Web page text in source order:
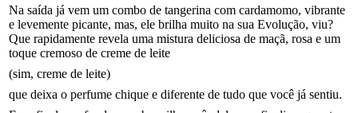
Na saída já vem um combo de tangerina com cardamomo, vibrante
e levemente picante, mas, ele brilha muito na sua Evolução, viu?
Que rapidamente revela uma mistura deliciosa de maçã, rosa e um
toque cremoso de creme de leite
(sim, creme de leite)
que deixa o perfume chique e diferente de tudo que você já sentiu.